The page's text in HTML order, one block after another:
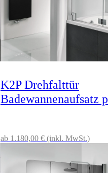
K2P Drehfalttür
Badewannenaufsatz
ab 1.180,00 € (inkl. MwSt.)